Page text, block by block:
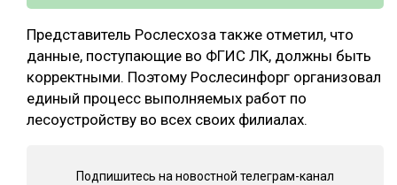
Представитель Рослесхоза также отметил, что
данные, поступающие во ФГИС ЛК, должны быть
корректными. Поэтому Рослесинфорг организовал
единый процесс выполняемых работ по
лесоустройству во всех своих филиалах.
Подпишитесь на новостной телеграм-канал